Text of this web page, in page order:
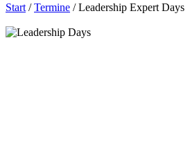
Start /Termine / Leadership Expert Days